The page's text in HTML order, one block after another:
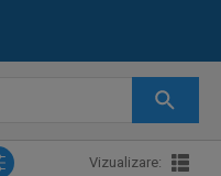
Vizualizare: